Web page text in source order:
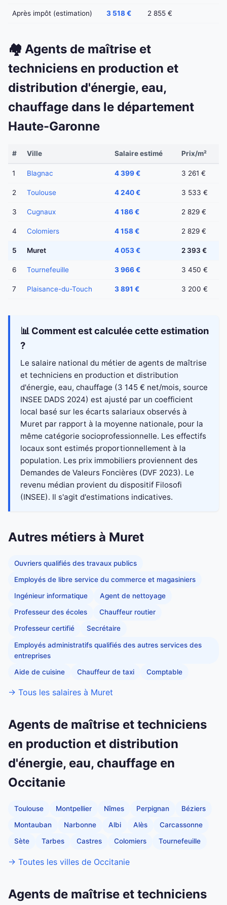
Après impôt (estimation) 3 518 € 2 855 €
🏘️ Agents de maîtrise et
techniciens en production et
distribution d'énergie, eau,
chauffage dans le département
Haute-Garonne
# Ville Salaire estimé Prix/m²
1 Blagnac 4 399 € 3 261 €
2 Toulouse 4 240 € 3 533 €
3 Cugnaux 4 186 € 2 829 €
4 Colomiers 4 158 € 2 829 €
5 Muret 4 053 € 2 393 €
6 Tournefeuille 3 966 € 3 450 €
7 Plaisance-du-Touch 3 891 € 3 200 €
📊 Comment est calculée cette estimation
?
Le salaire national du métier de agents de maîtrise
et techniciens en production et distribution
d'énergie, eau, chauffage (3 145 € net/mois, source
INSEE DADS 2024) est ajusté par un coefficient
local basé sur les écarts salariaux observés à
Muret par rapport à la moyenne nationale, pour la
même catégorie socioprofessionnelle. Les effectifs
locaux sont estimés proportionnellement à la
population. Les prix immobiliers proviennent des
Demandes de Valeurs Foncières (DVF 2023). Le
revenu médian provient du dispositif Filosofi
(INSEE). Il s'agit d'estimations indicatives.
Autres métiers à Muret
Ouvriers qualifiés des travaux publics
Employés de libre service du commerce et magasiniers
Ingénieur informatique Agent de nettoyage
Professeur des écoles Chauffeur routier
Professeur certifié Secrétaire
Employés administratifs qualifiés des autres services des
entreprises
Aide de cuisine Chauffeur de taxi Comptable
→ Tous les salaires à Muret
Agents de maîtrise et techniciens
en production et distribution
d'énergie, eau, chauffage en
Occitanie
Toulouse Montpellier Nîmes Perpignan Béziers
Montauban Narbonne Albi Alès Carcassonne
Sète Tarbes Castres Colomiers Tournefeuille
→ Toutes les villes de Occitanie
Agents de maîtrise et techniciens